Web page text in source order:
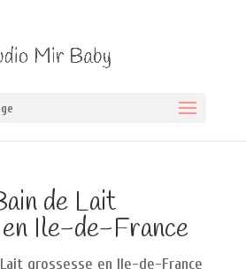
de Lait
Ile-de-France
grossesse en Ile-de-France